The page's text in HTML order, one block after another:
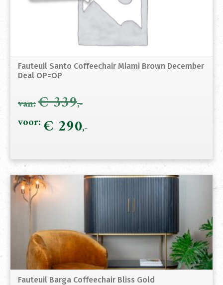
Fauteuil Santo Coffeechair Miami Brown December
Deal OP=OP
€339
Oorspronkelijke
€ 339.
€ 290
€
Fauteuil Barga Coffeechair Bliss Gold